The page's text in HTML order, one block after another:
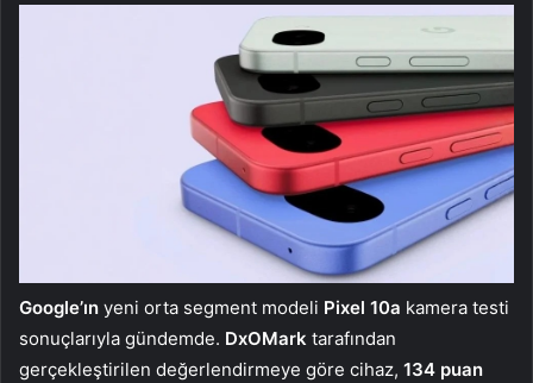
Google’ın yeni orta segment modeli Pixel 10a kamera testi
sonuçlarıyla gündemde. DxOMark tarafından
gerçekleştirilen değerlendirmeye göre cihaz, 134 puan